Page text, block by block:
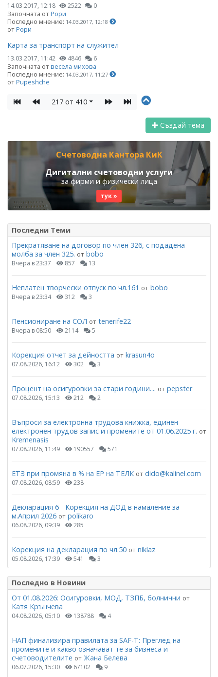
14.03.2017, 12:18 2522 0
Започната отРори
Последно мнение: 14.03.2017, 12:18
отРори
Карта за транспорт на служител
13.03.2017, 11:42 4846 6
Започната отвесела михова
Последно мнение: 14.03.2017, 11:27
отPupeshche
217 от 410
Създай тема
Счетоводна Кантора КиК
Дигитални счетоводни услуги
за фирми и физически лица
тук »
Последни Теми
Прекратяване на договор по член 326, с подадена
молба за член 325. от bobo
Вчера в 23:37 857 13
Неплатен творчески отпуск по чл.161 от bobo
Вчера в 23:34 312 3
Пенсиониране на СОЛ от tenerife22
Вчера в 08:50 2114 5
Корекция отчет за дейността от krasun4o
07.08.2026, 16:12 302 3
Процент на осигуровки за стари години.... от pepster
07.08.2026, 15:13 212 2
Въпроси за електронна трудова книжка, единен
електронен трудов запис и промените от 01.06.2025 г. от
Kremenasis
07.08.2026, 11:49 190557 571
ЕТЗ при промяна в % на ЕР на ТЕЛК от dido@kalinel.com
07.08.2026, 08:59 238
Декларация 6 - Корекция на ДОД в намаление за
м.Април 2026 от polikaro
06.08.2026, 09:39 285
Корекция на декларация по чл.50 от niklaz
05.08.2026, 17:39 541 3
Последно в Новини
От 01.08.2026: Осигуровки, МОД, ТЗПБ, болнични от
Катя Крънчева
04.08.2026, 05:10 138788 4
НАП финализира правилата за SAF-T: Преглед на
промените и какво означават те за бизнеса и
счетоводителите от Жана Белева
06.07.2026, 15:30 67102 9